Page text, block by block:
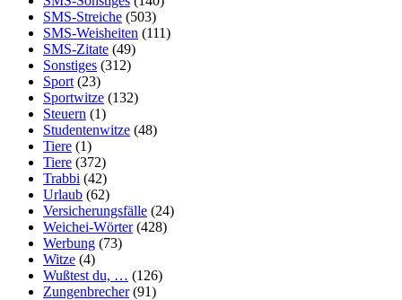
SMS-Streiche (503)
SMS-Weisheiten (111)
SMS-Zitate (49)
Sonstiges (312)
Sport (23)
Sportwitze (132)
Steuern (1)
Studentenwitze (48)
Tiere (1)
Tiere (372)
Trabbi (42)
Urlaub (62)
Versicherungsfälle (24)
Weichei-Wörter(428)
Werbung (73)
Witze (4)
Wußtest du, … (126)
Zungenbrecher(91)